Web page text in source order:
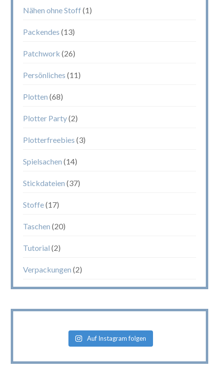
Nähen ohne Stoff (1)
Packendes (13)
Patchwork (26)
Persönliches (11)
Plotten (68)
Plotter Party(2)
Plotterfreebies (3)
Spielsachen (14)
Stickdateien (37)
Stoffe(17)
Taschen (20)
Tutorial (2)
Verpackungen (2)
Auf Instagram folgen